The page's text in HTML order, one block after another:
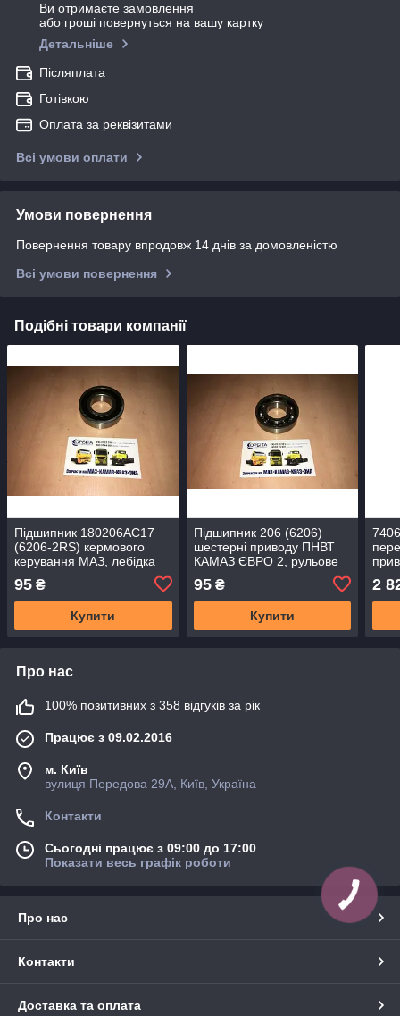
Ви отримаєте замовлення
або гроші повернуться на вашу картку
Детальніше
Післяплата
Готівкою
Оплата за реквізитами
Всі умови оплати
Умови повернення
Повернення товару впродовж 14 днів за домовленістю
Всі умови повернення
Подібні товари компанії
Підшипник 180206АС17
(6206-2RS) кермового
керування МАЗ, лебідка
передавання ГАЗ
95 ₴
Купити
Підшипник 206 (6206)
шестерні приводу ПНВТ
КАМАЗ ЄВРО 2, рульове
Т-150
95₴
Купити
2
Про нас
100% позитивних з 358 відгуків за рік
Працює з 09.02.2016
м. Київ
вулиця Передова 29А, Київ, Україна
Контакти
Сьогодні працює з 09:00 до 17:00
Показати весь графік роботи
Про нас
Контакти
Доставка та оплата